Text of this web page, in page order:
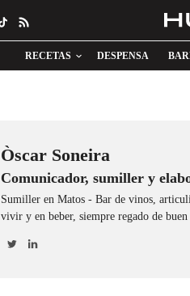
RECETAS DESPENSA
Òscar Soneira
Comunicador, sumiller y
Sumiller en Matos - Bar de vinos,
vivir y en beber, siempre regado de